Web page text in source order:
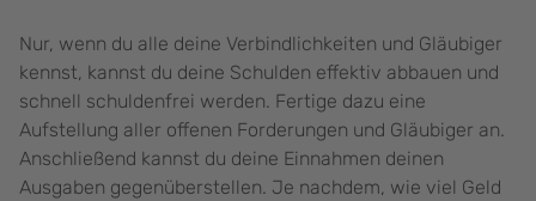
Nur, wenn du alle deine Verbindlichkeiten und Gläubiger
kennst, kannst du deine Schulden effektiv abbauen und
schnell schuldenfrei werden. Fertige dazu eine
Aufstellung aller offenen Forderungen und Gläubiger an.
Anschließend kannst du deine Einnahmen deinen
Ausgaben gegenüberstellen. Je nachdem, wie viel Geld